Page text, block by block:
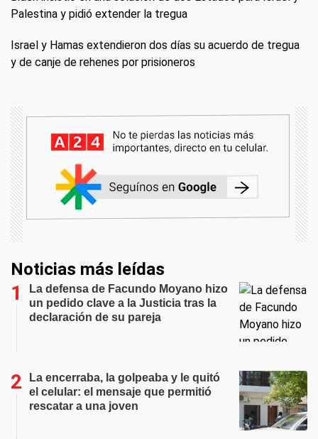
Palestina y pidió extender la tregua
Israel y Hamas extendieron dos días su acuerdo de tregua
y de canje de rehenes por prisioneros
Noticias más leídas
La defensa de Facundo Moyano hizo
un pedido clave a la Justicia tras la
declaración de su pareja
La encerraba, la golpeaba y le quitó
el celular: el mensaje que permitió
rescatar a una joven